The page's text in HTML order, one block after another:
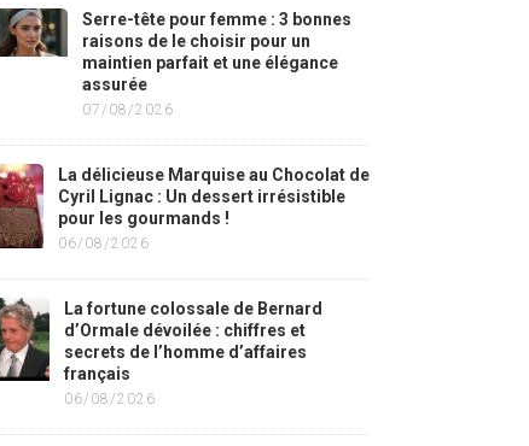
Serre-tête pour femme : 3 bonnes
raisons de le choisir pour un
maintien parfait et une élégance
assurée
07/08/2026
La délicieuse Marquise au Chocolat de
Cyril Lignac : Un dessert irrésistible
pour les gourmands !
06/08/2026
La fortune colossale de Bernard
d’Ormale dévoilée : chiffres et
secrets de l’homme d’affaires
français
06/08/2026